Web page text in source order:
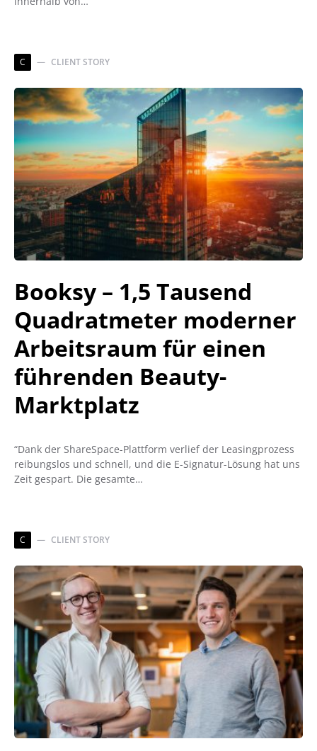
C CLIENT STORY
Booksy – 1,5 Tausend
Quadratmeter moderner
Arbeitsraum für einen
führenden Beauty-
Marktplatz
“Dank der ShareSpace-Plattform verlief der Leasingprozess
reibungslos und schnell, und die E-Signatur-Lösung hat uns
Zeit gespart. Die gesamte…
C CLIENT STORY